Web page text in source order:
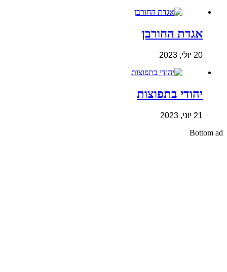
אגדת החורבן
20 יולי, 2023
יהודי בתפוצות
21 יוני, 2023
Bottom ad